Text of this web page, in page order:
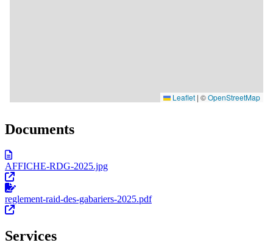
Documents
AFFICHE-RDG-2025.jpg
reglement-raid-des-gabariers-2025.pdf
Services